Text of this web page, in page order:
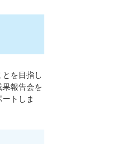
を目指し
報告会を
トしま